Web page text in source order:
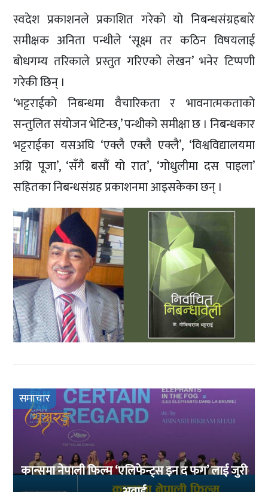
स्वदेश प्रकाशनले प्रकाशित गरेको यो निबन्धसंग्रहबारे
समीक्षक अनिता पन्थीले ‘सूक्ष्म तर कठिन विषयलाई
बोधगम्य तरिकाले प्रस्तुत गरिएको लेखन’ भनेर टिप्पणी
गरेकी छिन् ।
‘भट्टराईको निबन्धमा वैचारिकता र भावनात्मकताको
सन्तुलित संयोजन भेटिन्छ,’ पन्थीको समीक्षा छ । निबन्धकार
भट्टराईका यसअघि ‘एक्लै एक्लै एक्लै’, ‘विश्वविद्यालयमा
अग्नि पूजा’, ‘सँगै बसौं यो रात’, ‘गोधुलीमा दस पाइला’
सहितका निबन्धसंग्रह प्रकाशनमा आइसकेका छन् ।
समाचार
कान्समा नेपाली फिल्म ‘एलिफेन्ट्स इन द फग’ लाई जुरी